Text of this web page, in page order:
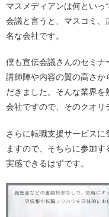
マスメディアンは何とい
会議と言うと、マスコミ
名な会社です。
僕も宣伝会議さんのセミ
講師陣や内容の質の高さか
だきました。そんな業界
会社ですので、そのクオリ
さらに転職支援サービス
ますので、そちらに参加
実感できるはずです。